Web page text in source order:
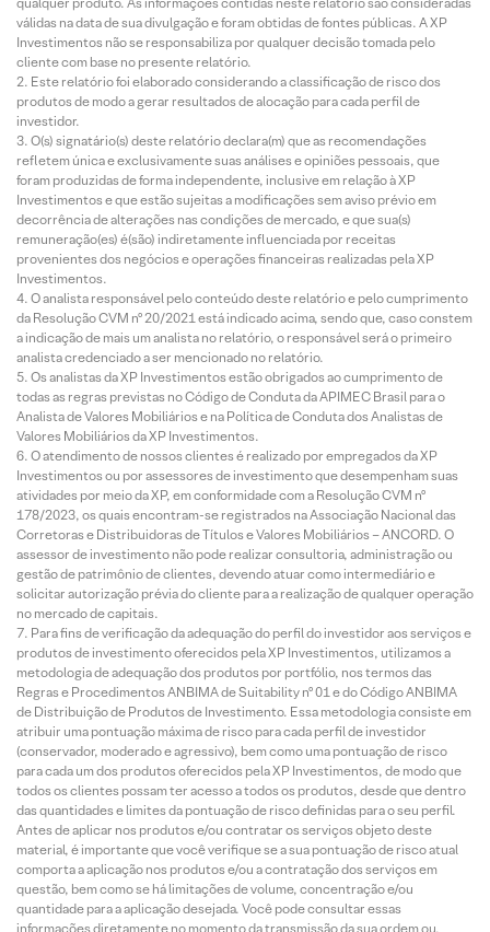
válidas na data de sua divulgação e foram obtidas de fontes públicas. A XP
Investimentos não se responsabiliza por qualquer decisão tomada pelo
cliente com base no presente relatório.
Este relatório foi elaborado considerando a classificação de risco dos
produtos de modo a gerar resultados de alocação para cada perfil de
investidor.
O(s) signatário(s) deste relatório declara(m) que as recomendações
refletem única e exclusivamente suas análises e opiniões pessoais, que
foram produzidas de forma independente, inclusive em relação à XP
Investimentos e que estão sujeitas a modificações sem aviso prévio em
decorrência de alterações nas condições de mercado, e que sua(s)
remuneração(es) é(são) indiretamente influenciada por receitas
provenientes dos negócios e operações financeiras realizadas pela XP
Investimentos.
O analista responsável pelo conteúdo deste relatório e pelo cumprimento
da Resolução CVM nº 20/2021 está indicado acima, sendo que, caso constem
a indicação de mais um analista no relatório, o responsável será o primeiro
analista credenciado a ser mencionado no relatório.
Os analistas da XP Investimentos estão obrigados ao cumprimento de
todas as regras previstas no Código de Conduta da APIMEC Brasil para o
Analista de Valores Mobiliários e na Política de Conduta dos Analistas de
Valores Mobiliários da XP Investimentos.
O atendimento de nossos clientes é realizado por empregados da XP
Investimentos ou por assessores de investimento que desempenham suas
atividades por meio da XP, em conformidade com a Resolução CVM nº
178/2023, os quais encontram-se registrados na Associação Nacional das
Corretoras e Distribuidoras de Títulos e Valores Mobiliários – ANCORD. O
assessor de investimento não pode realizar consultoria, administração ou
gestão de patrimônio de clientes, devendo atuar como intermediário e
solicitar autorização prévia do cliente para a realização de qualquer operação
no mercado de capitais.
Para fins de verificação da adequação do perfil do investidor aos serviços e
produtos de investimento oferecidos pela XP Investimentos, utilizamos a
metodologia de adequação dos produtos por portfólio, nos termos das
Regras e Procedimentos ANBIMA de Suitability nº 01 e do Código ANBIMA
de Distribuição de Produtos de Investimento. Essa metodologia consiste em
atribuir uma pontuação máxima de risco para cada perfil de investidor
(conservador, moderado e agressivo), bem como uma pontuação de risco
para cada um dos produtos oferecidos pela XP Investimentos, de modo que
todos os clientes possam ter acesso a todos os produtos, desde que dentro
das quantidades e limites da pontuação de risco definidas para o seu perfil.
Antes de aplicar nos produtos e/ou contratar os serviços objeto deste
material, é importante que você verifique se a sua pontuação de risco atual
comporta a aplicação nos produtos e/ou a contratação dos serviços em
questão, bem como se há limitações de volume, concentração e/ou
quantidade para a aplicação desejada. Você pode consultar essas
informações diretamente no momento da transmissão da sua ordem ou,